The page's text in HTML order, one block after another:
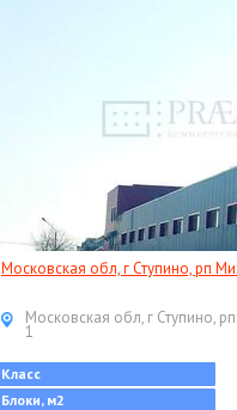
Московская обл, г Ступино, рп
Московская обл, г Ступино,
1
Класс
Блоки, м2